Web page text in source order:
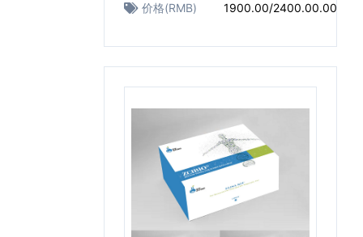
价格(RMB)
1900.00/2400.00.00